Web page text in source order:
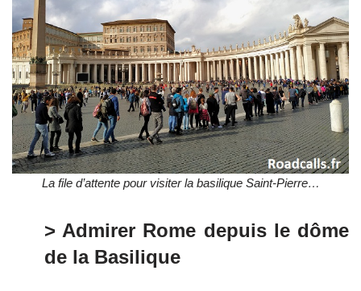
La file d’attente pour visiter la basilique Saint-Pierre…
> Admirer Rome depuis le dôme
de la Basilique